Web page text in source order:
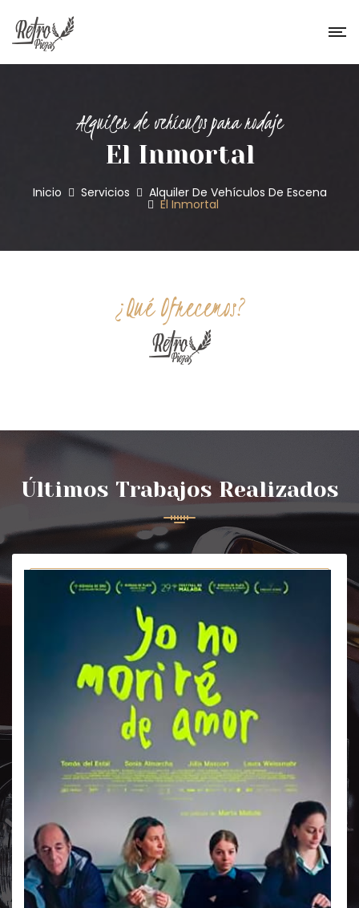
Alquiler de vehículos para rodaje
El Inmortal
Inicio Servicios Alquiler De Vehículos De Escena
El Inmortal
¿Qué Ofrecemos?
Últimos Trabajos Realizados